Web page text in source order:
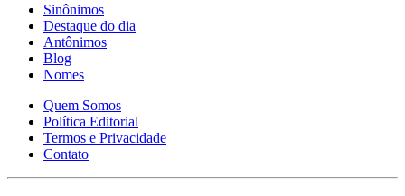
Sinônimos
Destaque do dia
Antônimos
Blog
Nomes
Quem Somos
Política Editorial
Termos e Privacidade
Contato